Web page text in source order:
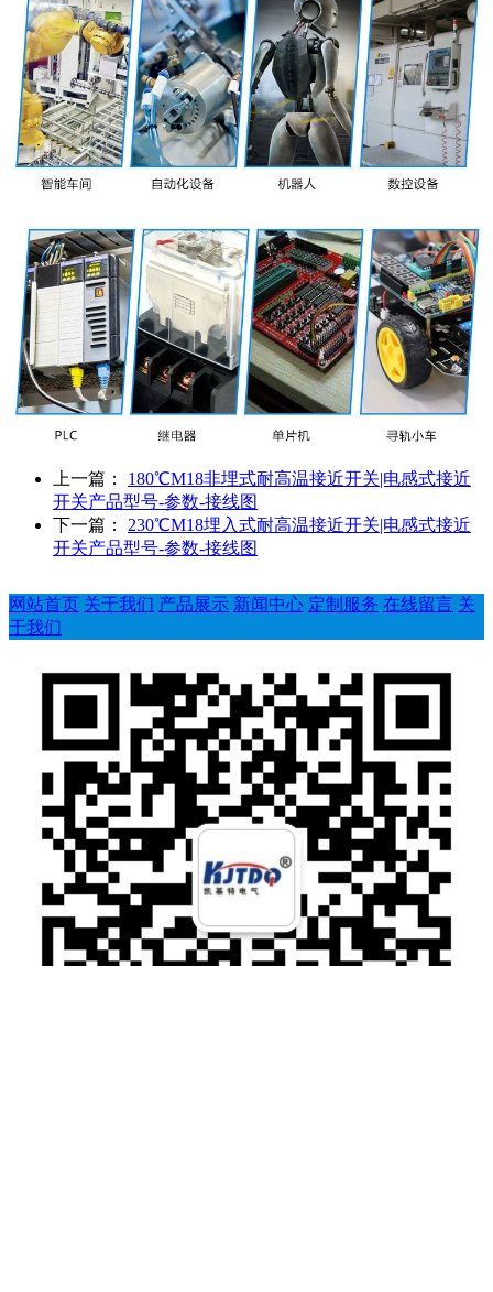
上一篇： 180℃M18非埋式耐高温接近开关|电感式接近
开关产品型号-参数-接线图
下一篇： 230℃M18埋入式耐高温接近开关|电感式接近
开关产品型号-参数-接线图
网站首页 关于我们 产品展示 新闻中心 定制服务 在线留言 关
于我们